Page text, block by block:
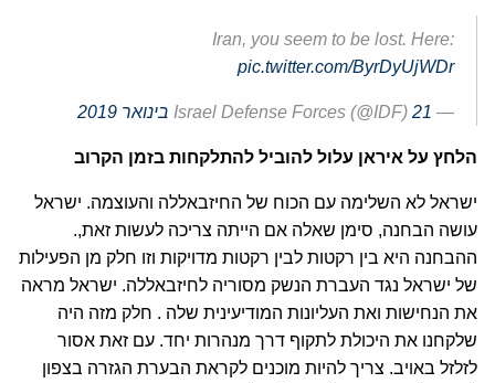
Iran, you seem to be lost. Here:
pic.twitter.com/ByrDyUjWDr
— Israel Defense Forces (@IDF) 21 בינואר 2019
הלחץ על איראן עלול להוביל להתלקחות בזמן הקרוב
ישראל לא השלימה עם הכוח של החיזבאללה והעוצמה. ישראל
עושה הבחנה, סימן שאלה אם הייתה צריכה לעשות זאת,.
ההבחנה היא בין רקטות לבין רקטות מדויקות וזו חלק מן הפעילות
של ישראל נגד העברת הנשק מסוריה לחיזבאללה. ישראל מראה
את הנחישות ואת העליונות המודיעינית שלה . חלק מזה היה
שלקחנו את היכולת לתקוף דרך מנהרות יחד. עם זאת אסור
לזלזל באויב. צריך להיות מוכנים לקראת הבערת הגזרה בצפון